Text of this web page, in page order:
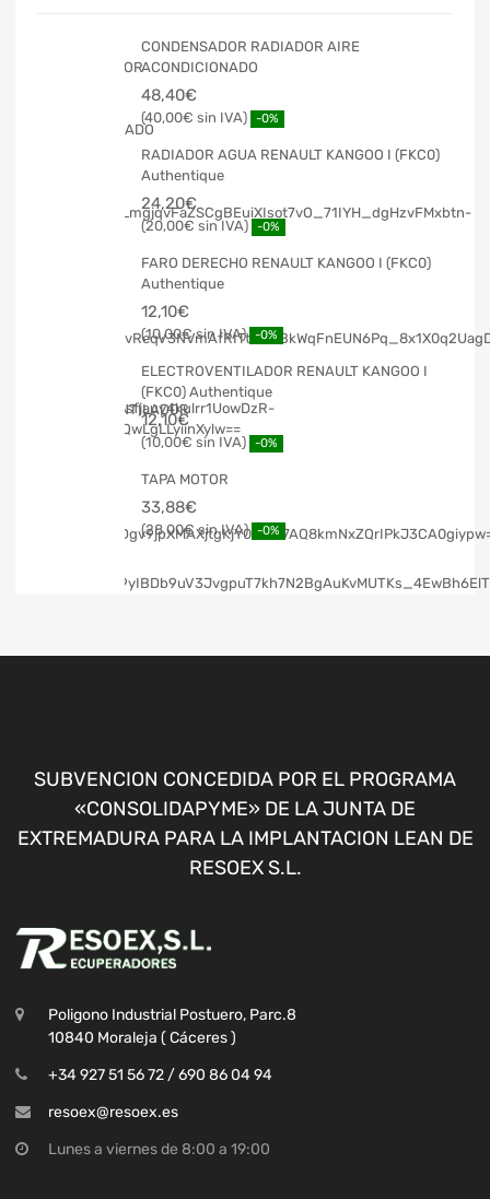
CONDENSADOR RADIADOR AIRE
ACONDICIONADO
48,40€
40,00€ -0%
RADIADOR AGUA RENAULT KANGOO I (FKC0)
Authentique
24,20€
20,00€ -0%
FARO DERECHO RENAULT KANGOO I (FKC0)
Authentique
12,10€
10,00€ -0%
ELECTROVENTILADOR RENAULT KANGOO I
(FKC0) Authentique
12,10€
10,00€ -0%
TAPA MOTOR
33,88€
28,00€ -0%
SUBVENCION CONCEDIDA POR EL PROGRAMA
«CONSOLIDAPYME» DE LA JUNTA DE
EXTREMADURA PARA LA IMPLANTACION LEAN DE
RESOEX S.L.
Poligono Industrial Postuero, Parc.8
10840 Moraleja ( Cáceres )
+34 927 51 56 72 / 690 86 04 94
resoex@resoex.es
Lunes a viernes de 8:00 a 19:00